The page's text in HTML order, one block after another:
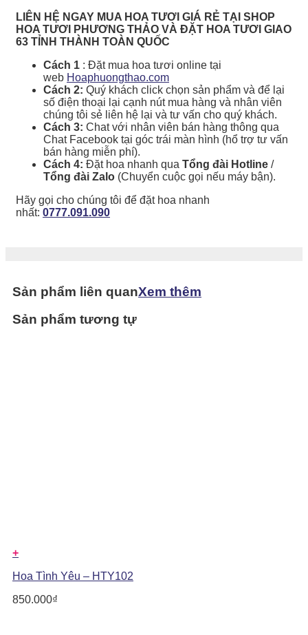
LIÊN HỆ NGAY MUA HOA TƯƠI GIÁ RẺ TẠI SHOP
HOA TƯƠI PHƯƠNG THẢO VÀ ĐẶT HOA TƯƠI GIAO
63 TỈNH THÀNH TOÀN QUỐC
Cách 1 : Đặt mua hoa tươi online tại
web Hoaphuongthao.com
Cách 2: Quý khách click chọn sản phẩm và để lại
số điện thoại lại cạnh nút mua hàng và nhân viên
chúng tôi sẻ liên hệ lại và tư vấn cho quý khách.
Cách 3: Chat với nhân viên bán hàng thông qua
Chat Facebook tại góc trái màn hình (hổ trợ tư vấn
bán hàng miễn phí).
Cách 4: Đặt hoa nhanh qua Tổng đài Hotline /
Tổng đài Zalo (Chuyển cuộc gọi nếu máy bận).
Hãy gọi cho chúng tôi để đặt hoa nhanh
nhất: 0777.091.090
Sản phẩm liên quanXem thêm
Sản phẩm tương tự
+
Hoa Tình Yêu – HTY102
850.000₫